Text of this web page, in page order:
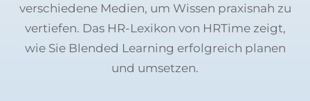
verschiedene Medien, um Wissen praxisnah zu
vertiefen. Das HR-Lexikon von HRTime zeigt,
wie Sie Blended Learning erfolgreich planen
und umsetzen.